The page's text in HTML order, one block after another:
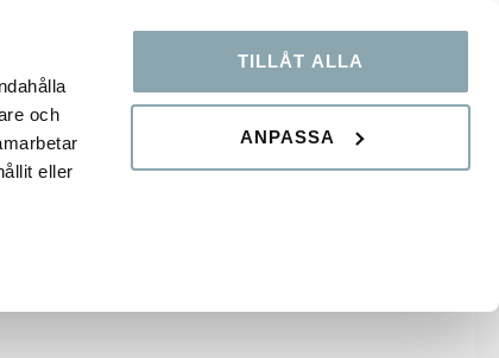
och
eller
TILLÅT ALLA
ANPASSA
KUNSKAPSBANK